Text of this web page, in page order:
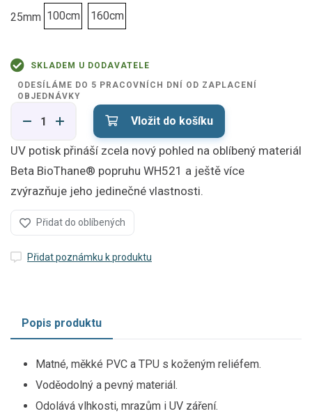
UV potisk přináší zcela nový pohled na oblíbený materiál
Beta BioThane® popruhu WH521 a ještě více
zvýrazňuje jeho jedinečné vlastnosti.
25mm 100cm 160cm
Vložit do košíku
Přidat do oblíbených
Přidat poznámku k produktu
SKLADEM U DODAVATELE
ODESÍLÁME DO 5 PRACOVNÍCH DNÍ OD ZAPLACENÍ
OBJEDNÁVKY
Popis produktu
Matné, měkké PVC a TPU s koženým reliéfem.
Voděodolný a pevný materiál.
Odolává vlhkosti, mrazům i UV záření.